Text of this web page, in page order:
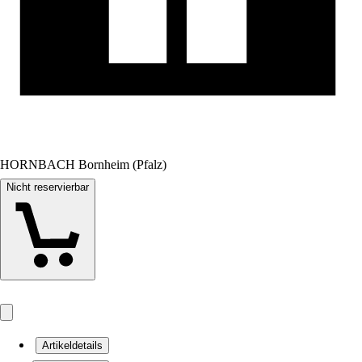
HORNBACH Bornheim (Pfalz)
Nicht reservierbar
Artikeldetails